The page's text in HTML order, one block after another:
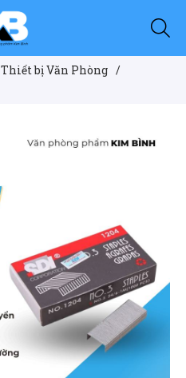
Thiết bị Văn Phòng /